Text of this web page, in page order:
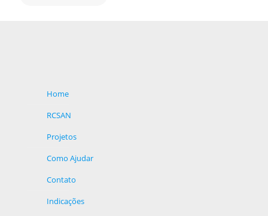
Home
RCSAN
Projetos
Como Ajudar
Contato
Indicações